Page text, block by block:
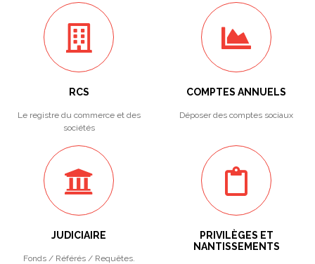
RCS
Le registre du commerce et des
sociétés
COMPTES ANNUELS
Déposer des comptes sociaux
JUDICIAIRE
Fonds / Référés / Requêtes.
PRIVILÈGES ET
NANTISSEMENTS